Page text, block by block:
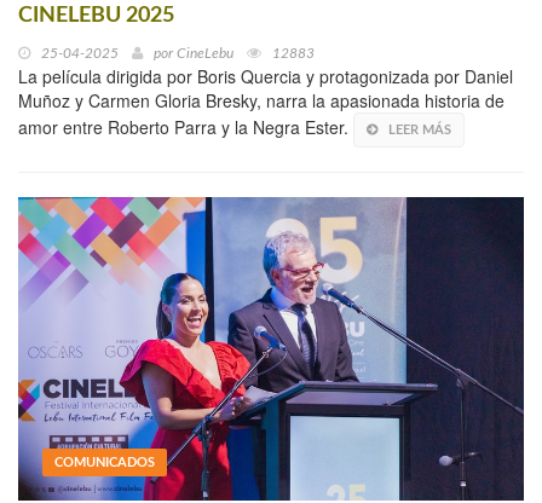
CINELEBU 2025
25-04-2025 por CineLebu 12883
La película dirigida por Boris Quercia y protagonizada por Daniel
Muñoz y Carmen Gloria Bresky, narra la apasionada historia de
amor entre Roberto Parra y la Negra Ester.
LEER MÁS
COMUNICADOS